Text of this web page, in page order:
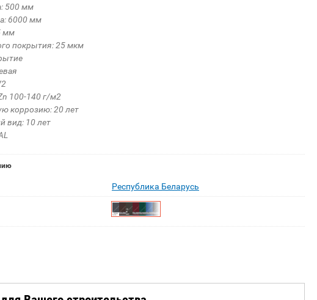
500 мм
6000 мм
мм
покрытия: 25 мкм
100-140 г/м2
коррозию: 20 лет
вид: 10 лет
Республика Беларусь